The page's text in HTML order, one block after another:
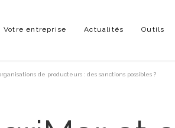
Votre entreprise Actualités Outils
de producteurs : des sanctions possibles ?